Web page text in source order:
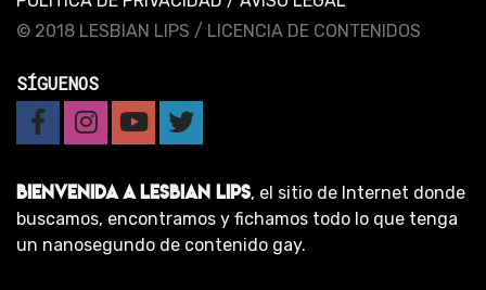
© 2018 LESBIAN LIPS / LICENCIA DE CONTENIDOS
SÍGUENOS
BIENVENIDA A LESBIAN LIPS, el sitio de Internet donde
buscamos, encontramos y fichamos todo lo que tenga
un nanosegundo de contenido gay.